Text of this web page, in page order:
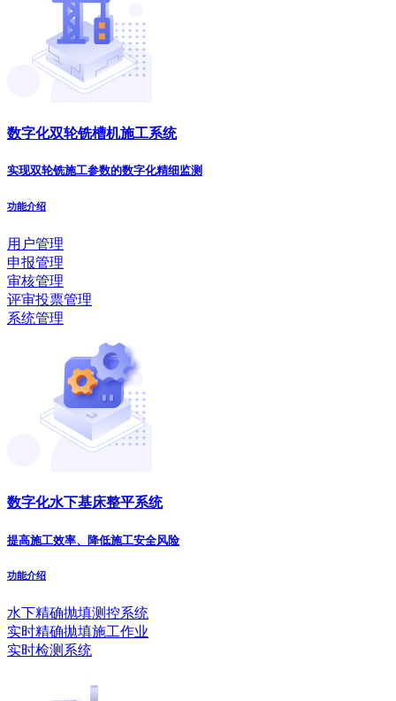
数字化双轮铣槽机施工系统
实现双轮铣施工参数的数字化精细监测
功能介绍
用户管理
申报管理
审核管理
评审投票管理
系统管理
数字化水下基床整平系统
提高施工效率、降低施工安全风险
功能介绍
水下精确抛填测控系统
实时精确拋填施工作业
实时检测系统